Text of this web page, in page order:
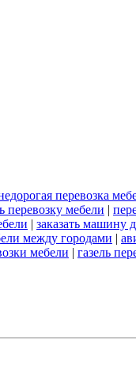
перевозка
перевозку мебели |
| заказать машину
между городами |
мебели | газель